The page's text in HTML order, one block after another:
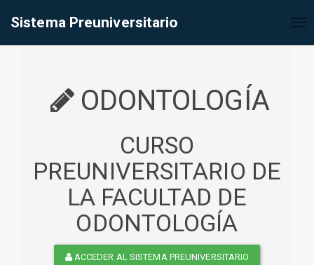
Sistema Preuniversitario
ODONTOLOGÍA
CURSO
PREUNIVERSITARIO DE
LA FACULTAD DE
ODONTOLOGÍA
ACCEDER AL SISTEMA PREUNIVERSITARIO